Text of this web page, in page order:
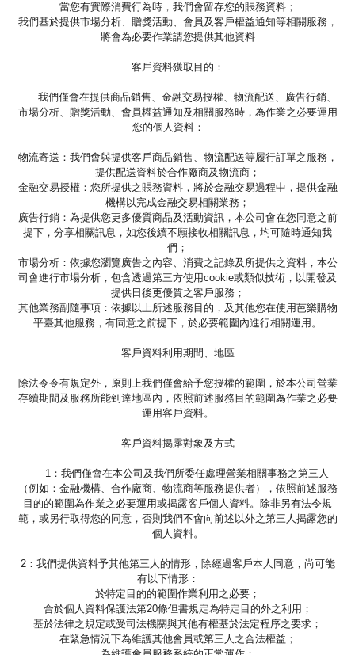
當您有實際消費行為時，我們會留存您的賬務資料；
我們基於提供市場分析、贈獎活動、會員及客戶權益通知等相關服務，
將會為必要作業請您提供其他資料
客戶資料獲取目的：
我們僅會在提供商品銷售、金融交易授權、物流配送、廣告行銷、
市場分析、贈獎活動、會員權益通知及相關服務時，為作業之必要運用
您的個人資料：
物流寄送：我們會與提供客戶商品銷售、物流配送等履行訂單之服務，
提供配送資料於合作廠商及物流商；
金融交易授權：您所提供之賬務資料，將於金融交易過程中，提供金融
機構以完成金融交易相關業務；
廣告行銷：為提供您更多優質商品及活動資訊，本公司會在您同意之前
提下，分享相關訊息，如您後續不願接收相關訊息，均可隨時通知我
們；
市場分析：依據您瀏覽廣告之內容、消費之記錄及所提供之資料，本公
司會進行市場分析，包含透過第三方使用cookie或類似技術，以開發及
提供日後更優質之客戶服務；
其他業務副隨事項：依據以上所述服務目的，及其他您在使用芭樂購物
平臺其他服務，有同意之前提下，於必要範圍內進行相關運用。
客戶資料利用期間、地區
除法令令有規定外，原則上我們僅會給予您授權的範圍，於本公司營業
存續期間及服務所能到達地區內，依照前述服務目的範圍為作業之必要
運用客戶資料。
客戶資料揭露對象及方式
1：我們僅會在本公司及我們所委任處理營業相關事務之第三人
（例如：金融機構、合作廠商、物流商等服務提供者），依照前述服務
目的的範圍為作業之必要運用或揭露客戶個人資料。除非另有法令規
範，或另行取得您的同意，否則我們不會向前述以外之第三人揭露您的
個人資料。
2：我們提供資料予其他第三人的情形，除經過客戶本人同意，尚可能
有以下情形：
於特定目的的範圍作業利用之必要；
合於個人資料保護法第20條但書規定為特定目的外之利用；
基於法律之規定或受司法機關與其他有權基於法定程序之要求；
在緊急情況下為維護其他會員或第三人之合法權益；